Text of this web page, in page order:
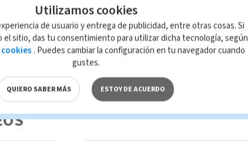
que es propiedad de TELEDIARIO; su reproducción no
Utilizamos cookies
de usuario y entrega de publicidad, entre otras cosas. Si
el sitio, das tu consentimiento para utilizar dicha tecnología, según
. Puedes cambiar la configuración en tu navegador cuando
gustes.
QUIERO SABER MÁS ESTOY DE ACUERDO